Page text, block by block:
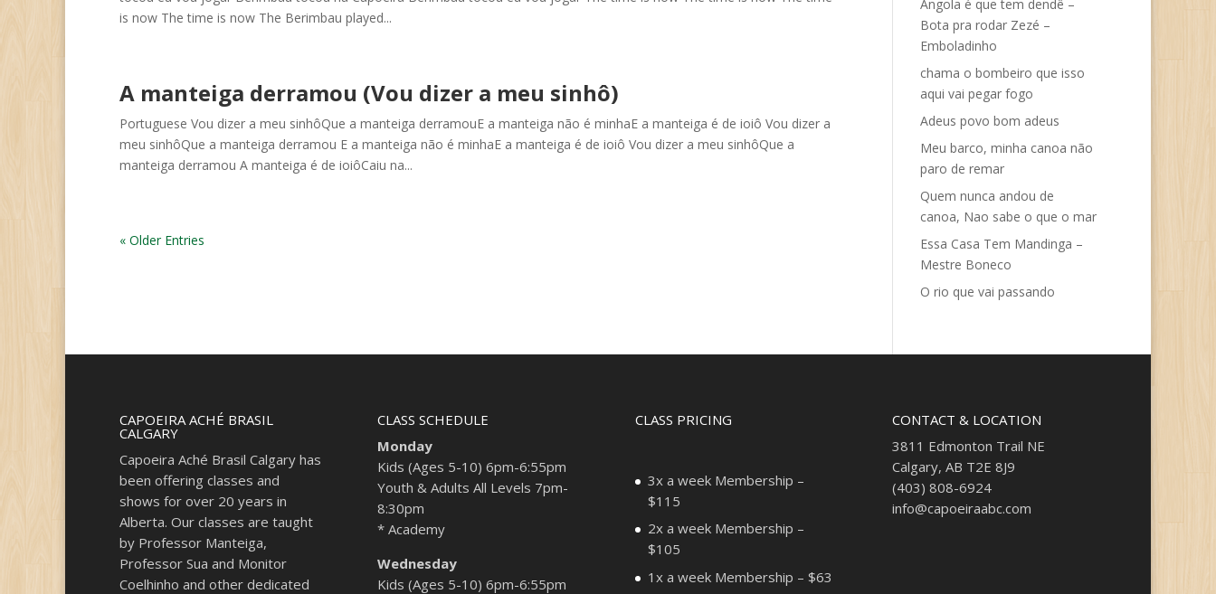
is now The time is now The Berimbau played...
A manteiga derramou (Vou dizer a meu sinhô)
Portuguese Vou dizer a meu sinhôQue a manteiga derramouE a manteiga não é minhaE a manteiga é de ioiô Vou dizer a
meu sinhôQue a manteiga derramou E a manteiga não é minhaE a manteiga é de ioiô Vou dizer a meu sinhôQue a
manteiga derramou A manteiga é de ioiôCaiu na...
« Older Entries
Angola é que tem dendê –
Bota pra rodar Zezé –
Emboladinho
chama o bombeiro que isso
aqui vai pegar fogo
Adeus povo bom adeus
Meu barco, minha canoa não
paro de remar
Quem nunca andou de
canoa, Nao sabe o que o mar
Essa Casa Tem Mandinga –
Mestre Boneco
O rio que vai passando
CAPOEIRA ACHÉ BRASIL
CALGARY
Capoeira Aché Brasil Calgary has
been offering classes and
shows for over 20 years in
Alberta. Our classes are taught
by Professor Manteiga,
Professor Sua and Monitor
Coelhinho and other dedicated
CLASS SCHEDULE
Monday
Kids (Ages 5-10) 6pm-6:55pm
Youth & Adults All Levels 7pm-
8:30pm
* Academy
Wednesday
Kids (Ages 5-10) 6pm-6:55pm
CLASS PRICING
3x a week Membership –
$115
2x a week Membership –
$105
1x a week Membership – $63
CONTACT & LOCATION
3811 Edmonton Trail NE
Calgary, AB T2E 8J9
(403) 808-6924
info@capoeiraabc.com